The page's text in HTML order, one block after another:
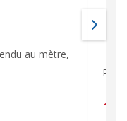
au mètre,